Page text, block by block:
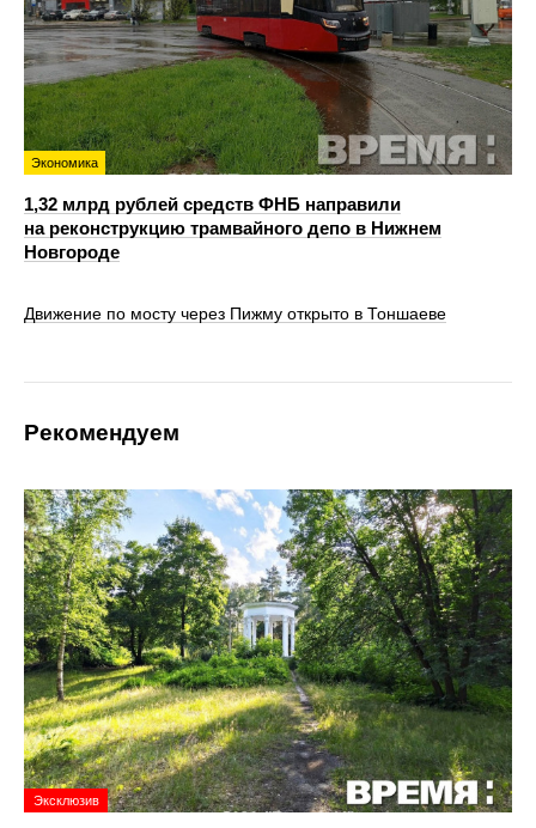
Экономика
1,32 млрд рублей средств ФНБ направили
на реконструкцию трамвайного депо в Нижнем
Новгороде
Движение по мосту через Пижму открыто в Тоншаеве
Рекомендуем
Эксклюзив